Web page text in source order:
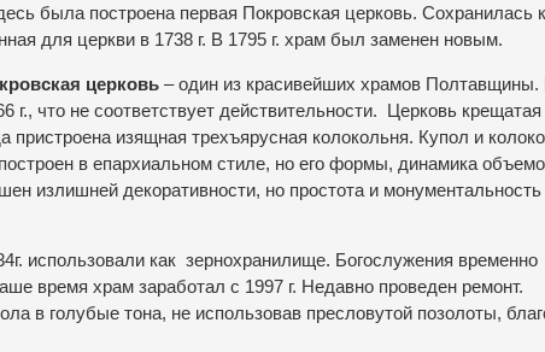
была построена первая Покровская церковь. Сохранилась
для церкви в 1738 г. В 1795 г. храм был заменен новым.
церковь – один из красивейших храмов Полтавщины.
г., что не соответствует действительности.
Церковь крещатая
пристроена изящная трехъярусная колокольня. Купол и
в епархиальном стиле, но его формы, динамика
излишней декоративности, но простота и монументальность
использовали как зернохранилище. Богослужения временно
время храм заработал с 1997 г. Недавно проведен ремонт.
в голубые тона, не использовав пресловутой позолоты,